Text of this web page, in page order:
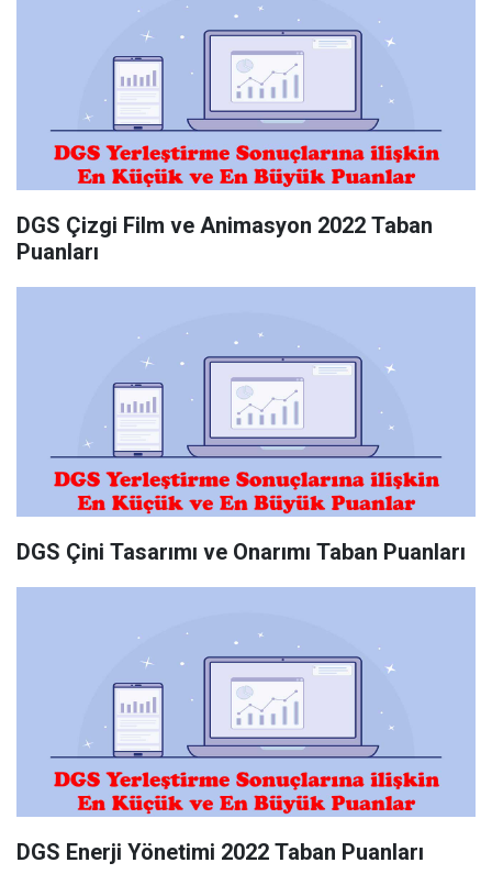
DGS Çizgi Film ve Animasyon 2022 Taban
Puanları
DGS Çini Tasarımı ve Onarımı Taban Puanları
DGS Enerji Yönetimi 2022 Taban Puanları